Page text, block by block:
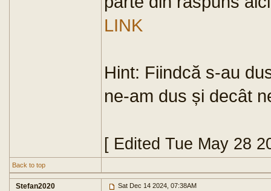
LINK
Hint: Fiindcă s-au
ne-am dus și decât
[ Edited Tue May 28
Back to top
Stefan2020 Sat Dec 14 2024, 07:38AM